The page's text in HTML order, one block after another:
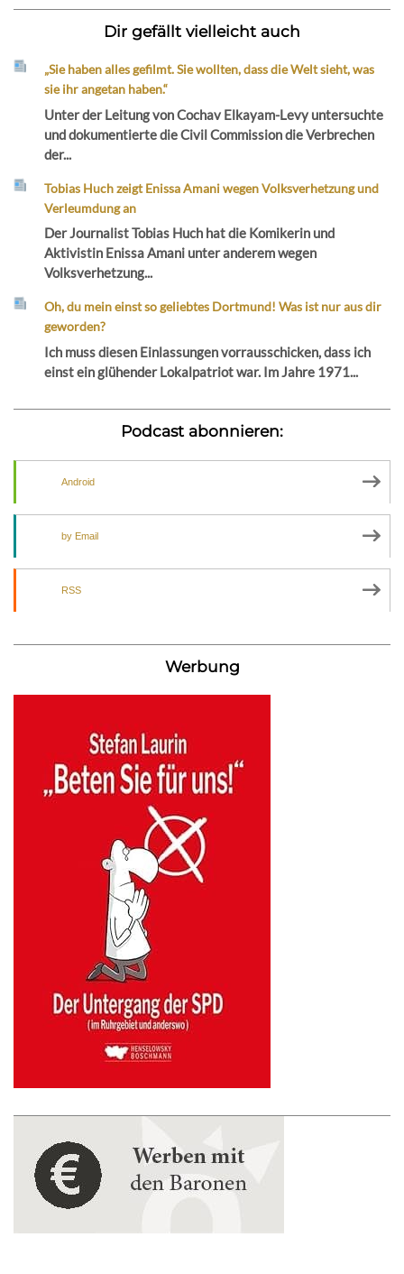
Dir gefällt vielleicht auch
„Sie haben alles gefilmt. Sie wollten, dass die Welt sieht, was
sie ihr angetan haben.“
Unter der Leitung von Cochav Elkayam-Levy untersuchte
und dokumentierte die Civil Commission die Verbrechen
der...
Tobias Huch zeigt Enissa Amani wegen Volksverhetzung und
Verleumdung an
Der Journalist Tobias Huch hat die Komikerin und
Aktivistin Enissa Amani unter anderem wegen
Volksverhetzung...
Oh, du mein einst so geliebtes Dortmund! Was ist nur aus dir
geworden?
Ich muss diesen Einlassungen vorrausschicken, dass ich
einst ein glühender Lokalpatriot war. Im Jahre 1971...
Podcast abonnieren:
Android
by Email
RSS
Werbung